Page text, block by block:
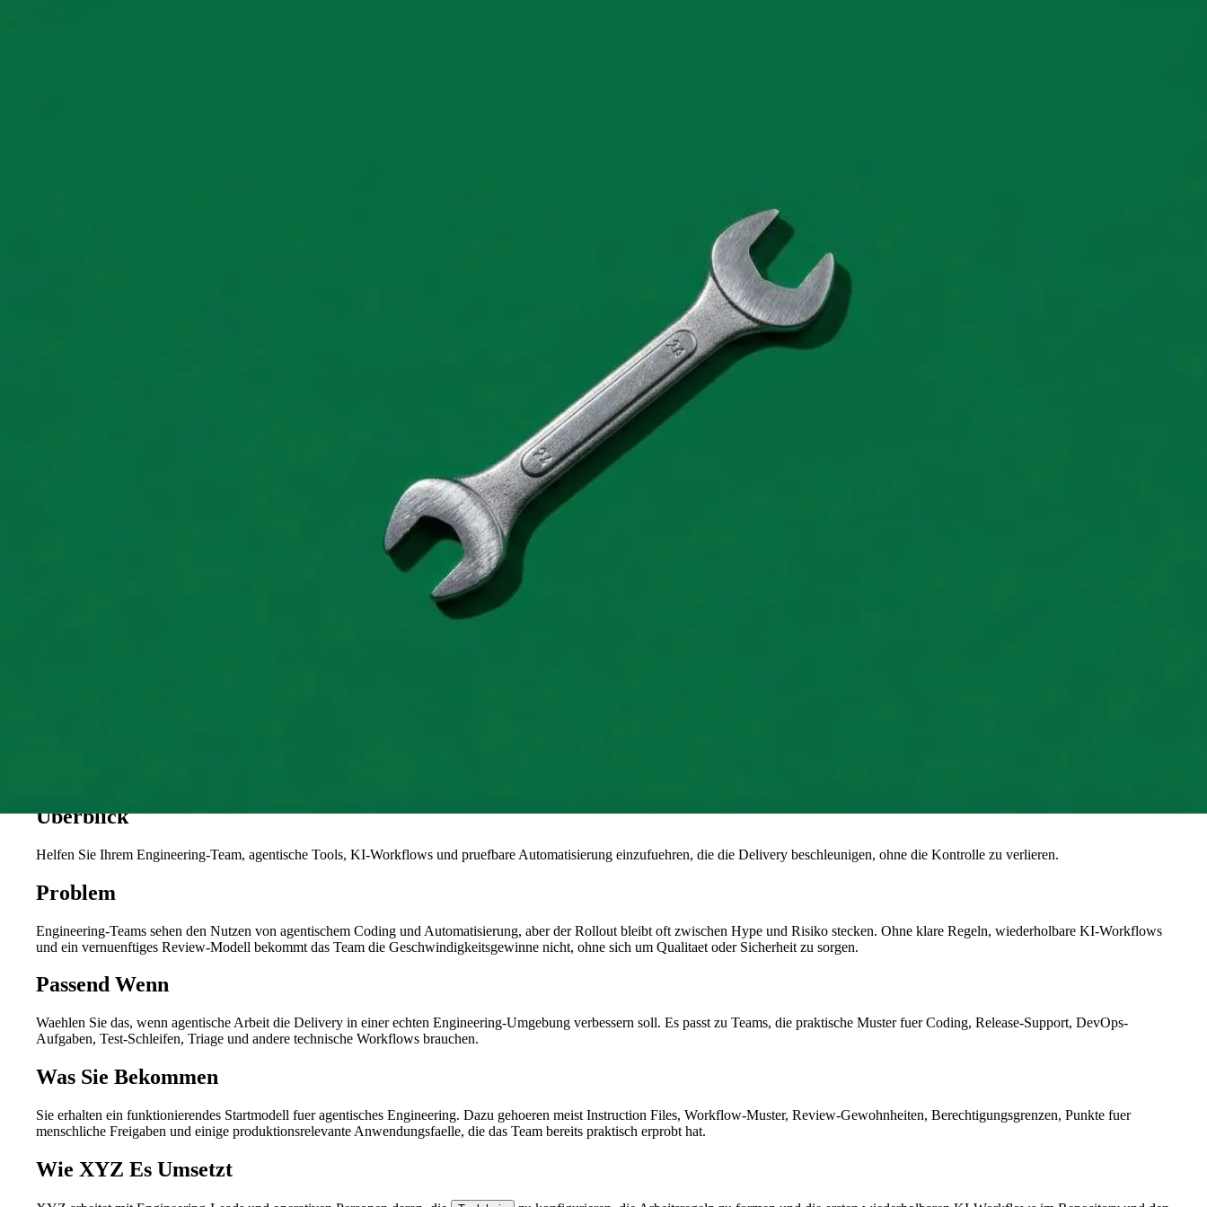
Überblick
Helfen Sie Ihrem Engineering-Team, agentische Tools, KI-Workflows und pruefbare Automatisierung einzufuehren, die die Delivery beschleunigen, ohne die Kontrolle zu verlieren.
Problem
Engineering-Teams sehen den Nutzen von agentischem Coding und Automatisierung, aber der Rollout bleibt oft zwischen Hype und Risiko stecken. Ohne klare Regeln, wiederholbare KI-Workflows
und ein vernuenftiges Review-Modell bekommt das Team die Geschwindigkeitsgewinne nicht, ohne sich um Qualitaet oder Sicherheit zu sorgen.
Passend Wenn
Waehlen Sie das, wenn agentische Arbeit die Delivery in einer echten Engineering-Umgebung verbessern soll. Es passt zu Teams, die praktische Muster fuer Coding, Release-Support, DevOps-
Aufgaben, Test-Schleifen, Triage und andere technische Workflows brauchen.
Was Sie Bekommen
Sie erhalten ein funktionierendes Startmodell fuer agentisches Engineering. Dazu gehoeren meist Instruction Files, Workflow-Muster, Review-Gewohnheiten, Berechtigungsgrenzen, Punkte fuer
menschliche Freigaben und einige produktionsrelevante Anwendungsfaelle, die das Team bereits praktisch erprobt hat.
Wie XYZ Es Umsetzt